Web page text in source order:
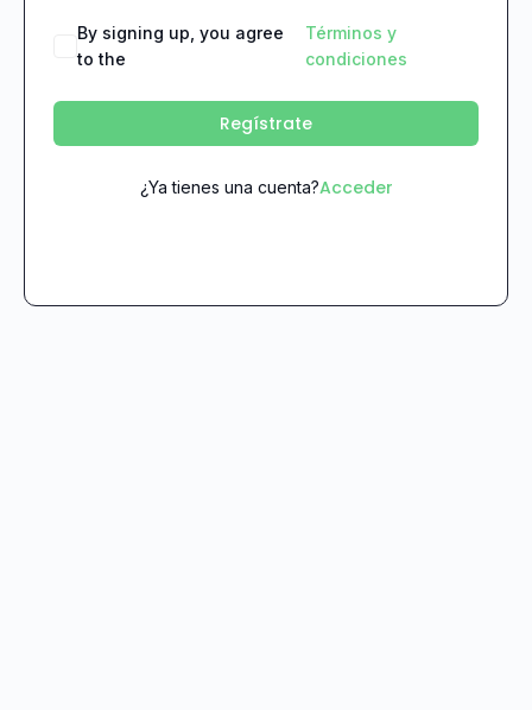
By signing up, you agree
to the
Términos y
condiciones
Regístrate
¿Ya tienes una cuenta?Acceder